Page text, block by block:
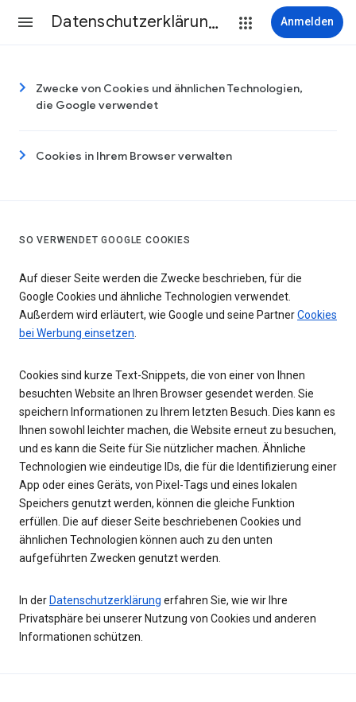
Datenschutzerklärung & Nutzungsbedingungen Anmelden
Zwecke von Cookies und ähnlichen Technologien,
die Google verwendet
Cookies in Ihrem Browser verwalten
SO VERWENDET GOOGLE COOKIES
Auf dieser Seite werden die Zwecke beschrieben, für die
Google Cookies und ähnliche Technologien verwendet.
Außerdem wird erläutert, wie Google und seine PartnerCookies
bei Werbung einsetzen.
Cookies sind kurze Text-Snippets, die von einer von Ihnen
besuchten Website an Ihren Browser gesendet werden. Sie
speichern Informationen zu Ihrem letzten Besuch. Dies kann es
Ihnen sowohl leichter machen, die Website erneut zu besuchen,
und es kann die Seite für Sie nützlicher machen. Ähnliche
Technologien wie eindeutige IDs, die für die Identifizierung einer
App oder eines Geräts, von Pixel-Tags und eines lokalen
Speichers genutzt werden, können die gleiche Funktion
erfüllen. Die auf dieser Seite beschriebenen Cookies und
ähnlichen Technologien können auch zu den unten
aufgeführten Zwecken genutzt werden.
In der Datenschutzerklärung erfahren Sie, wie wir Ihre
Privatsphäre bei unserer Nutzung von Cookies und anderen
Informationen schützen.